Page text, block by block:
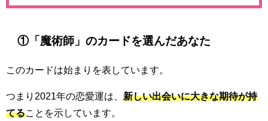
①「魔術師」のカードを選んだあなた
このカードは始まりを表しています。
つまり2021年の恋愛運は、 新しい出会いに大きな期待が持
てる ことを示しています。